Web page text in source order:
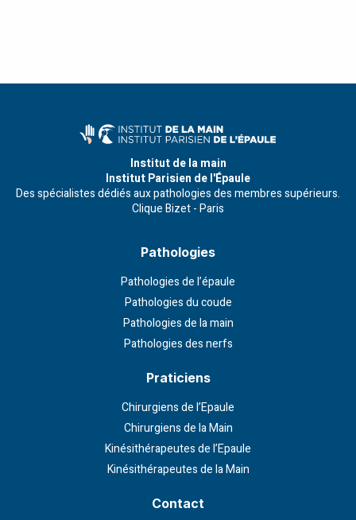
Institut de la main
Institut Parisien de l'Épaule
Des spécialistes dédiés aux pathologies des membres supérieurs.
Clique Bizet - Paris
Pathologies
Pathologies de l’épaule
Pathologies du coude
Pathologies de la main
Pathologies des nerfs
Praticiens
Chirurgiens de l’Epaule
Chirurgiens de la Main
Kinésithérapeutes de l’Epaule
Kinésithérapeutes de la Main
Contact